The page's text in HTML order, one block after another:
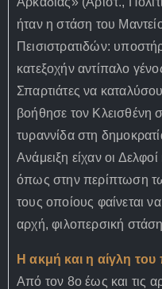
ήταν η στάση του
Πεισιστρατιδών:
κατεξοχήν αντίπαλο
Σπαρτιάτες να
βοήθησε τον Κλεισθένη
τυραννίδα στη
Ανάμειξη είχαν οι
όπως στην περίπτωση
τους οποίους φαίνεται
αρχή, φιλοπερσική
Η ακμή και η αίγλη του
Από τον 8ο έως και τις